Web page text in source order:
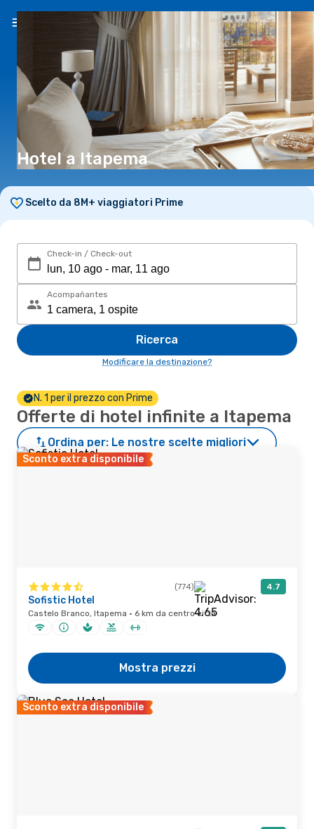
IT(CHF)
Hotel a Itapema
Scelto da 8M+ viaggiatori Prime
Check-in / Check-out
Acompañantes
Ricerca
Modificare la destinazione?
N. 1 per il prezzo con Prime
Offerte di hotel infinite a Itapema
Ordina per: Le nostre scelte migliori
Sconto extra disponibile
(774) 4.7
Sofistic Hotel
Castelo Branco, Itapema · 6 km da centro città
Mostra prezzi
Sconto extra disponibile